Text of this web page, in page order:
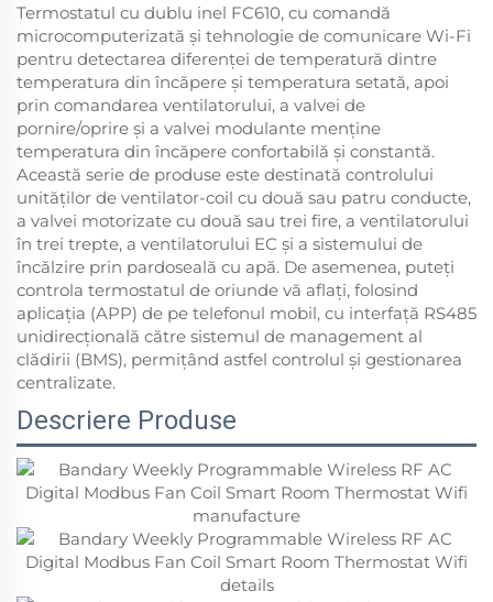
Termostatul cu dublu inel FC610, cu comandă
microcomputerizată și tehnologie de comunicare Wi-Fi
pentru detectarea diferenței de temperatură dintre
temperatura din încăpere și temperatura setată, apoi
prin comandarea ventilatorului, a valvei de
pornire/oprire și a valvei modulante menține
temperatura din încăpere confortabilă și constantă.
Această serie de produse este destinată controlului
unităților de ventilator-coil cu două sau patru conducte,
a valvei motorizate cu două sau trei fire, a ventilatorului
în trei trepte, a ventilatorului EC și a sistemului de
încălzire prin pardoseală cu apă. De asemenea, puteți
controla termostatul de oriunde vă aflați, folosind
aplicația (APP) de pe telefonul mobil, cu interfață RS485
unidirecțională către sistemul de management al
clădirii (BMS), permițând astfel controlul și gestionarea
centralizate.
Descriere Produse